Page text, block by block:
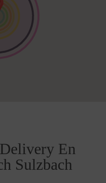
En
Sulzbach